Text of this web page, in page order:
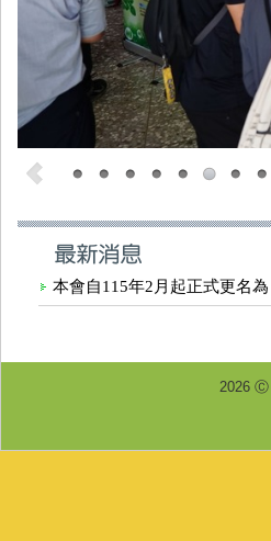
本會自115年2月起正式更名為
2026 Ⓒ